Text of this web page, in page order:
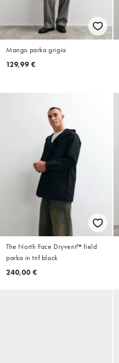
Mango parka grigia
129,99 €
The North Face Dryvent™ field
parka in tnf black
240,00 €